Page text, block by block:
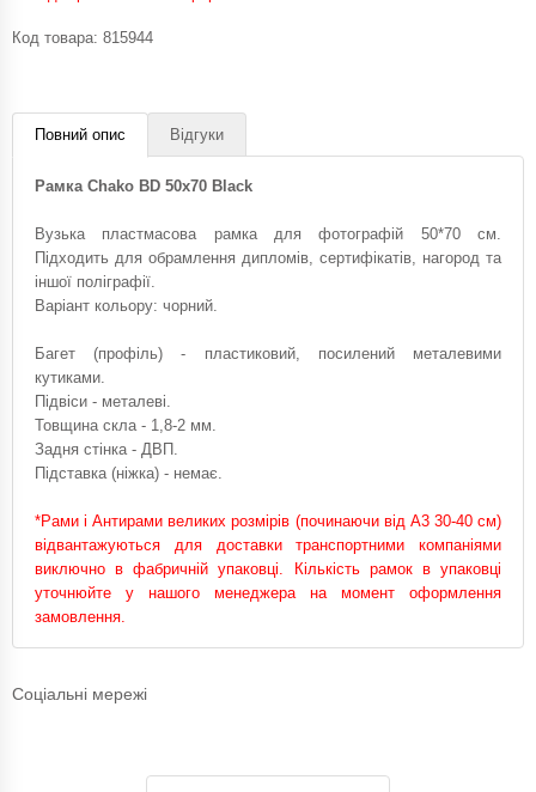
Код товара: 815944
Повний опис Відгуки
Рамка Chako BD 50x70 Black
Вузька пластмасова рамка для фотографій 50*70 см.
Підходить для обрамлення дипломів, сертифікатів, нагород та
іншої поліграфії.
Варіант кольору: чорний.
Багет (профіль) - пластиковий, посилений металевими
кутиками.
Підвіси - металеві.
Товщина скла - 1,8-2 мм.
Задня стінка - ДВП.
Підставка (ніжка) - немає.
*Рами і Антирами великих розмірів (починаючи від А3 30-40 см)
відвантажуються для доставки транспортними компаніями
виключно в фабричній упаковці. Кількість рамок в упаковці
уточнюйте у нашого менеджера на момент оформлення
замовлення.
Соціальні мережі